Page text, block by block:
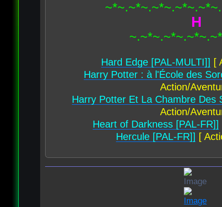
H
Hard Edge [PAL-MULTI]] [
Harry Potter : à l'École des
Action/
Harry Potter Et La Chambre Des
Action/
Heart of Darkness [PAL-FR]]
Hercule [PAL-FR]] [